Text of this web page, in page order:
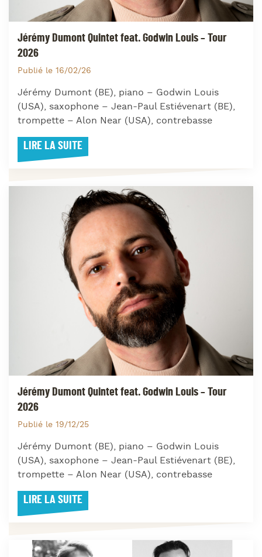
Jérémy Dumont Quintet feat. Godwin Louis – Tour
2026
Publié le 16/02/26
Jérémy Dumont (BE), piano – Godwin Louis
(USA), saxophone – Jean-Paul Estiévenart (BE),
trompette – Alon Near (USA), contrebasse
LIRE LA SUITE
Jérémy Dumont Quintet feat. Godwin Louis – Tour
2026
Publié le 19/12/25
Jérémy Dumont (BE), piano – Godwin Louis
(USA), saxophone – Jean-Paul Estiévenart (BE),
trompette – Alon Near (USA), contrebasse
LIRE LA SUITE